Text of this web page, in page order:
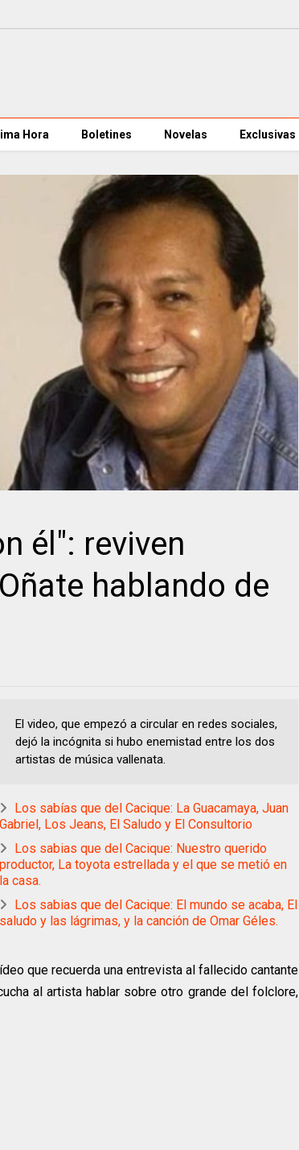
Hora Boletines Novelas Exclusivas
él": reviven
hablando de
El video, que empezó a circular en redes sociales,
dejó la incógnita si hubo enemistad entre los dos
artistas de música vallenata.
Los sabías que del Cacique: La Guacamaya, Juan
Gabriel, Los Jeans, El Saludo y El Consultorio
Los sabias que del Cacique: Nuestro querido
productor, La toyota estrellada y el que se metió en
la casa.
Los sabias que del Cacique: El mundo se acaba, El
saludo y las lágrimas, y la canción de Omar Géles.
que recuerda una entrevista al fallecido cantante
al artista hablar sobre otro grande del folclore,